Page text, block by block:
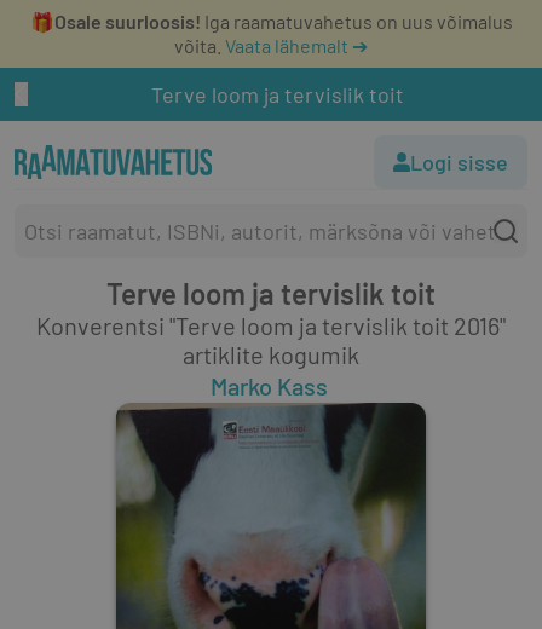
🎁Osale suurloosis! Iga raamatuvahetus on uus võimalus
võita. Vaata lähemalt ➔
Terve loom ja tervislik toit
Logi sisse
Terve loom ja tervislik toit
Konverentsi "Terve loom ja tervislik toit 2016"
artiklite kogumik
Marko Kass